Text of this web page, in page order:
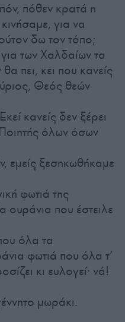
πόθεν κρατά η
για να
δω τον τόπο;
των Χαλδαίων τα
πει, κει που κανείς
Θεός θεών
κανείς δεν ξέρει
Ποιητής όλων όσων
εμείς ξεσηκωθήκαμε
φωτιά της
ουράνια που έστειλε
όλα τα
φωτιά που όλα τ’
κι ευλογεί· νά!
μωράκι.